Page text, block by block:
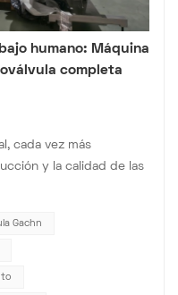
humano: Máquina
completa
cada vez más
y la calidad de las
eficiencia inestable, la
Gachn